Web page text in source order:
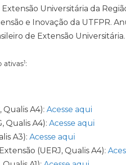
Extensão Universitária da
e Inovação da UTFPR.
de Extensão
ativas1:
Qualis A4): Acesse aqui
Qualis A4): Acesse aqui
A3): Acesse aqui
(UERJ, Qualis A4):